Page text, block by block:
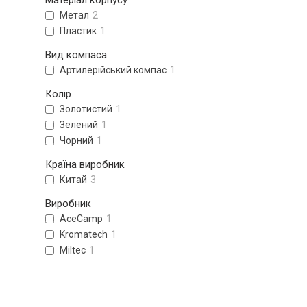
Метал 2
Пластик 1
Вид компаса
Артилерійський компас 1
Колір
Золотистий 1
Зелений 1
Чорний 1
Країна виробник
Китай 3
Виробник
AceCamp 1
Kromatech 1
Miltec 1